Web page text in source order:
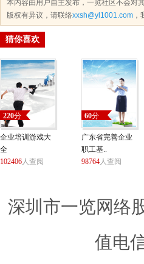
本内容由用户自主发布，一览社区不会对
版权有异议，请联络xxsh@yl1001.com
猜你喜欢
220分
企业培训游戏大
全
102406人查阅
60分
广东省完善企业
职工基..
98764人查阅
深圳市一览网络
值电